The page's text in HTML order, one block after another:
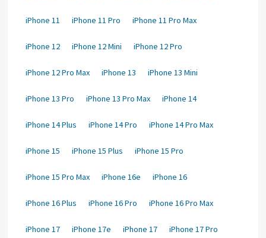
iPhone 11 iPhone 11 Pro iPhone 11 Pro Max
iPhone 12 iPhone 12 Mini iPhone 12 Pro
iPhone 12 Pro Max iPhone 13 iPhone 13 Mini
iPhone 13 Pro iPhone 13 Pro Max iPhone 14
iPhone 14 Plus iPhone 14 Pro iPhone 14 Pro Max
iPhone 15 iPhone 15 Plus iPhone 15 Pro
iPhone 15 Pro Max iPhone 16e iPhone 16
iPhone 16 Plus iPhone 16 Pro iPhone 16 Pro Max
iPhone 17 iPhone 17e iPhone 17 iPhone 17 Pro